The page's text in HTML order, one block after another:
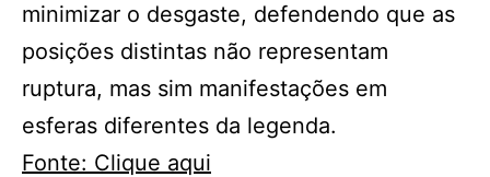
minimizar o desgaste, defendendo que as
posições distintas não representam
ruptura, mas sim manifestações em
esferas diferentes da legenda.
Fonte: Clique aqui